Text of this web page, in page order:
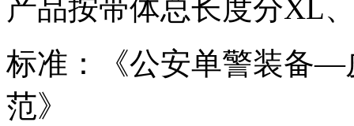
产品按带体总长度分XL
标准：《公安单警装备—
范》